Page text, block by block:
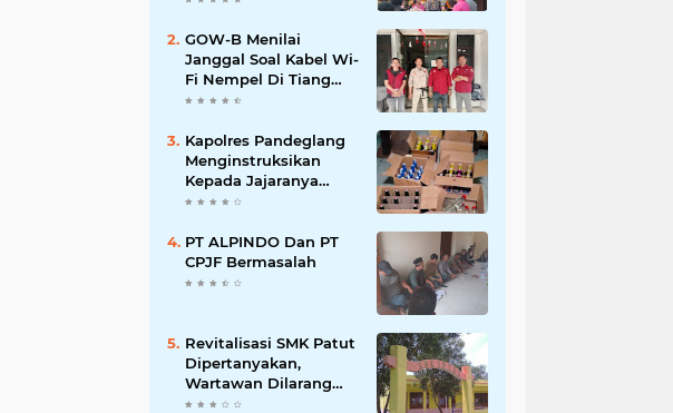
GOW-B Menilai
Janggal Soal Kabel Wi-
Fi Nempel Di Tiang
Listrik
Kapolres Pandeglang
Menginstruksikan
Kepada Jajaranya
Memberantas
PT ALPINDO Dan PT
CPJF Bermasalah
Revitalisasi SMK Patut
Dipertanyakan,
Wartawan Dilarang
Meluput